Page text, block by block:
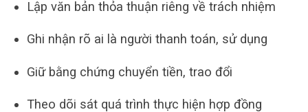
Lập văn bản thỏa thuận riêng về trách nhiệm
Ghi nhận rõ ai là người thanh toán, sử dụng
Giữ bằng chứng chuyển tiền, trao đổi
Theo dõi sát quá trình thực hiện hợp đồng